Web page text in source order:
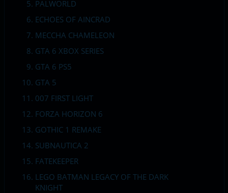
PALWORLD
ECHOES OF AINCRAD
MECCHA CHAMELEON
GTA 6 XBOX SERIES
GTA 6 PS5
GTA 5
007 FIRST LIGHT
FORZA HORIZON 6
GOTHIC 1 REMAKE
SUBNAUTICA 2
FATEKEEPER
LEGO BATMAN LEGACY OF THE DARK
KNIGHT